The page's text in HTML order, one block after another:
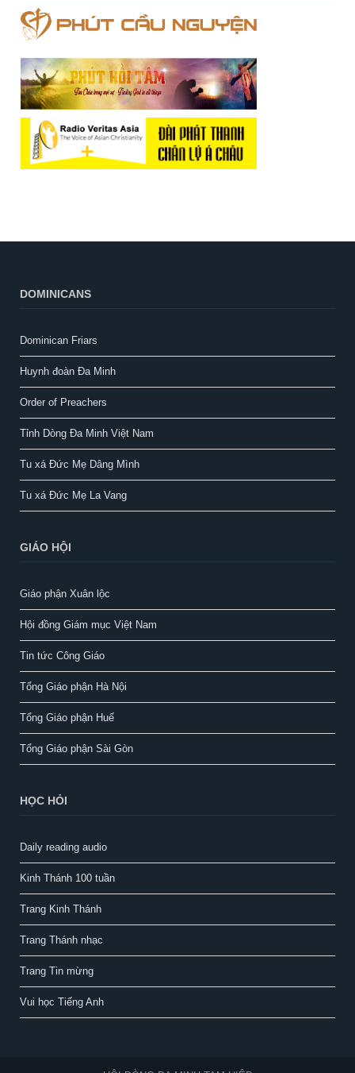
DOMINICANS
Dominican Friars
Huynh đoàn Đa Minh
Order of Preachers
Tỉnh Dòng Đa Minh Việt Nam
Tu xá Đức Mẹ Dâng Mình
Tu xá Đức Mẹ La Vang
GIÁO HỘI
Giáo phận Xuân lộc
Hội đồng Giám mục Việt Nam
Tin tức Công Giáo
Tổng Giáo phận Hà Nội
Tổng Giáo phận Huế
Tổng Giáo phận Sài Gòn
HỌC HỎI
Daily reading audio
Kinh Thánh 100 tuần
Trang Kinh Thánh
Trang Thánh nhạc
Trang Tin mừng
Vui học Tiếng Anh